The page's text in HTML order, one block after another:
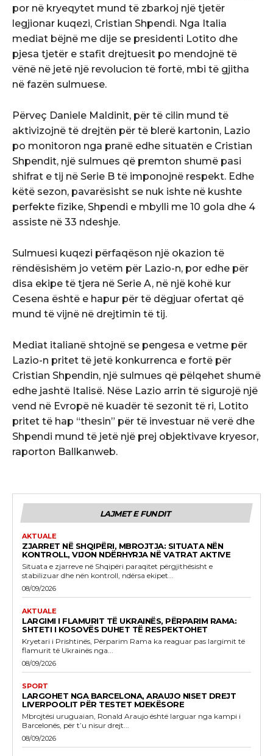
por në kryeqytet mund të zbarkoj një tjetër
legjionar kuqezi, Cristian Shpendi. Nga Italia
mediat bëjnë me dije se presidenti Lotito dhe
pjesa tjetër e stafit drejtuesit po mendojnë të
vënë në jetë një revolucion të fortë, mbi të gjitha
në fazën sulmuese.
Përveç Daniele Maldinit, për të cilin mund të
aktivizojnë të drejtën për të blerë kartonin, Lazio
po monitoron nga pranë edhe situatën e Cristian
Shpendit, një sulmues që premton shumë pasi
shifrat e tij në Serie B të imponojnë respekt. Edhe
këtë sezon, pavarësisht se nuk ishte në kushte
perfekte fizike, Shpendi e mbylli me 10 gola dhe 4
assiste në 33 ndeshje.
Sulmuesi kuqezi përfaqëson një okazion të
rëndësishëm jo vetëm për Lazio-n, por edhe për
disa ekipe të tjera në Serie A, në një kohë kur
Cesena është e hapur për të dëgjuar ofertat që
mund të vijnë në drejtimin të tij.
Mediat italianë shtojnë se pengesa e vetme për
Lazio-n pritet të jetë konkurrenca e fortë për
Cristian Shpendin, një sulmues që pëlqehet shumë
edhe jashtë Italisë. Nëse Lazio arrin të sigurojë një
vend në Evropë në kuadër të sezonit të ri, Lotito
pritet të hap “thesin” për të investuar në verë dhe
Shpendi mund të jetë një prej objektivave kryesor,
raporton Ballkanweb.
LAJMET E FUNDIT
AKTUALE
ZJARRET NË SHQIPËRI, MBROJTJA: SITUATA NËN
KONTROLL, VIJON NDËRHYRJA NË VATRAT AKTIVE
Situata e zjarreve në Shqipëri paraqitet përgjithësisht e
stabilizuar dhe nën kontroll, ndërsa ekipet...
08/09/2026
AKTUALE
LARGIMI I FLAMURIT TË UKRAINËS, PËRPARIM RAMA:
SHTETI I KOSOVËS DUHET TË RESPEKTOHET
Kryetari i Prishtinës, Përparim Rama ka reaguar pas largimit të
flamurit të Ukrainës nga...
08/09/2026
SPORT
LARGOHET NGA BARCELONA, ARAUJO NISET DREJT
LIVERPOOLIT PËR TESTET MJEKËSORE
Mbrojtësi uruguaian, Ronald Araujo është larguar nga kampi i
Barcelonës, për t’u nisur drejt...
08/09/2026